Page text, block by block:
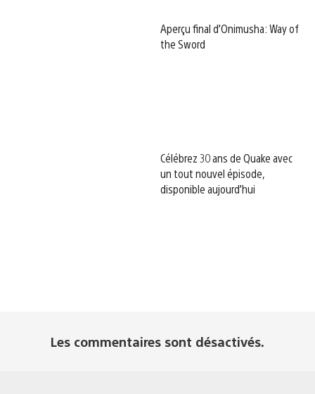
Aperçu final d’Onimusha: Way of
the Sword
Célébrez 30 ans de Quake avec
un tout nouvel épisode,
disponible aujourd’hui
Les commentaires sont désactivés.